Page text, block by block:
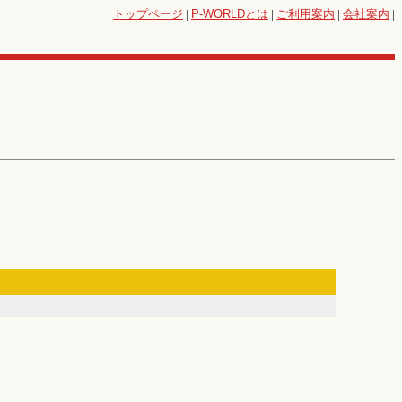
| トップページ | P-WORLDとは | ご利用案内 | 会社案内 |